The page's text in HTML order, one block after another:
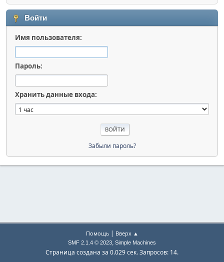
Войти
Имя пользователя:
Пароль:
Хранить данные входа:
Забыли пароль?
Помощь| Вверх ▲
SMF 2.1.4 © 2023, Simple Machines
Страница создана за 0.029 сек. Запросов: 14.